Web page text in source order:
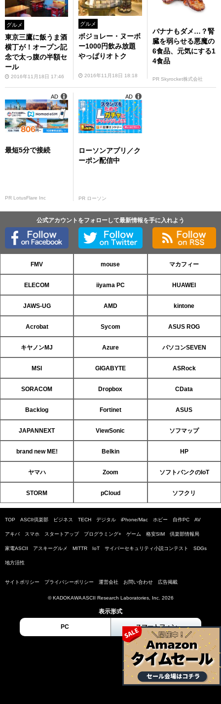
グルメ
東京三鷹に飯うま酒
横丁が！オープン記
念で太っ腹の半額セ
ール
2016年11月18日 17:46
グルメ
ボジョレー・ヌーボ
ー1000円飲み放題
やっぱりオトク
2016年11月18日 18:18
バナナもダメ…？腎
臓を弱らせる悪魔の
6食品、元気にする1
4食品
PR Skyrocket株式会社
最短5分で接続
PR LotusFlare Inc
AD
ローソンアプリ／ク
ーポン配信中
PR ローソン
AD
公式アカウントをフォローして最新情報を手に入れよう
FMV mouse マカフィー
ELECOM iiyama PC HUAWEI
JAWS-UG AMD kintone
Acrobat Sycom ASUS ROG
キヤノンMJ Azure パソコンSEVEN
MSI GIGABYTE ASRock
SORACOM Dropbox CData
Backlog Fortinet ASUS
JAPANNEXT ViewSonic ソフマップ
brand new ME! Belkin HP
ヤマハ Zoom ソフトバンクのIoT
STORM pCloud ソフクリ
TOP ASCII倶楽部 ビジネス TECH デジタル iPhone/Mac ホビー 自作PC AV
アキバ スマホ スタートアップ プログラミング+ ゲーム 格安SIM 倶楽部情報局
家電ASCII アスキーグルメ MITTR IoT サイバーセキュリティ小説コンテスト SDGs
地方活性
サイトポリシー プライバシーポリシー 運営会社 お問い合わせ 広告掲載
© KADOKAWA ASCII Research Laboratories, Inc. 2026
表示形式
PC スマートフォン